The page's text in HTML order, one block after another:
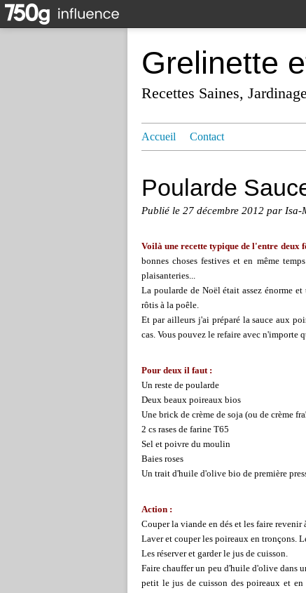
Grelinette
Recettes Saines,
Accueil Contact
Poularde
Publié le 27 décembre 2012 par Isa-
Voilà une recette typique de l'entre deux
bonnes choses festives et en même
plaisanteries...
La poularde de Noël était assez énorme
rôtis à la poêle.
Et par ailleurs j'ai préparé la sauce aux
cas. Vous pouvez le refaire avec n'importe
Pour deux il faut :
Un reste de poularde
Deux beaux poireaux bios
Une brick de crème de soja (ou de crème
2 cs rases de farine T65
Sel et poivre du moulin
Baies roses
Un trait d'huile d'olive bio de première
Action :
Couper la viande en dés et les faire revenir
Laver et couper les poireaux en tronçons.
Les réserver et garder le jus de cuisson.
Faire chauffer un peu d'huile d'olive dans
petit le jus de cuisson des poireaux et en